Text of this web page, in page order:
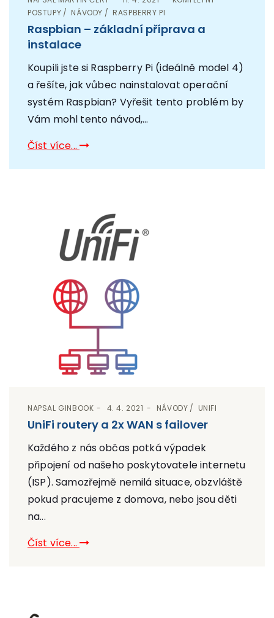
POSTUPY
NÁVODY RASPBERRY PI
Raspbian – základní příprava a
instalace
Koupili jste si Raspberry Pi (ideálně model 4)
a řešíte, jak vůbec nainstalovat operační
systém Raspbian? Vyřešit tento problém by
Vám mohl tento návod,...
Číst více...
NAPSAL GINBOOK 4. 4. 2021 NÁVODY UNIFI
UniFi routery a 2x WAN s failover
Každého z nás občas potká výpadek
připojení od našeho poskytovatele internetu
(ISP). Samozřejmě nemilá situace, obzvláště
pokud pracujeme z domova, nebo jsou děti
na...
Číst více...